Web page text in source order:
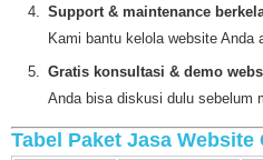
Support & maintenance
Kami bantu kelola website Anda
Gratis konsultasi & demo
Anda bisa diskusi dulu sebelum
Tabel Paket Jasa Website